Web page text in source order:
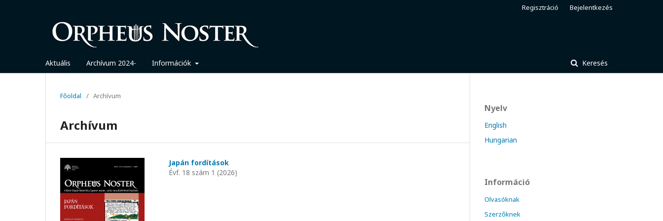
Aktuális Archívum 2024- Információk Keresés
Regisztráció Bejelentkezés
Főoldal / Archívum
Archívum
Japán fordítások
Évf. 18 szám 1 (2026)
Nyelv
English
Hungarian
Információ
Olvasóknak
Szerzőknek